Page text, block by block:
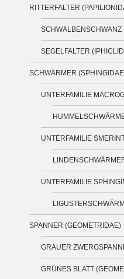
RITTERFALTER
SCHWALBENSCHWANZ
SEGELFALTER
SCHWÄRMER
UNTERFAMILIE
UNTERFAMILIE
UNTERFAMILIE
SPANNER (GEOMETRIDAE)
GRAUER
GRÜNES BLATT